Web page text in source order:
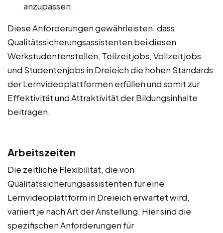
anzupassen.
Diese Anforderungen gewährleisten, dass
Qualitätssicherungsassistenten bei diesen
Werkstudentenstellen, Teilzeitjobs, Vollzeitjobs
und Studentenjobs in Dreieich die hohen Standards
der Lernvideoplattformen erfüllen und somit zur
Effektivität und Attraktivität der Bildungsinhalte
beitragen.
Arbeitszeiten
Die zeitliche Flexibilität, die von
Qualitätssicherungsassistenten für eine
Lernvideoplattform in Dreieich erwartet wird,
variiert je nach Art der Anstellung. Hier sind die
spezifischen Anforderungen für